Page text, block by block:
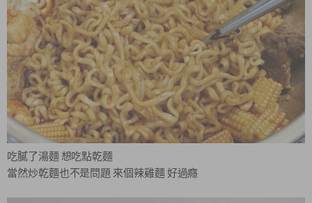
吃膩了湯麵 想吃點乾麵
當然炒乾麵也不是問題 來個辣雞麵 好過癮